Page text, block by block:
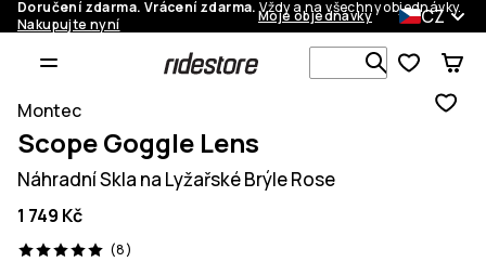
Doručení zdarma. Vrácení zdarma.Vždy a na všechny objednávky.
Nakupujte nyní
Moje objednávky CZ
Vyhledávej
Montec
Scope Goggle Lens
Náhradní Skla na Lyžařské Brýle Rose
1 749 Kč
(8)
8 recenze, 5/5